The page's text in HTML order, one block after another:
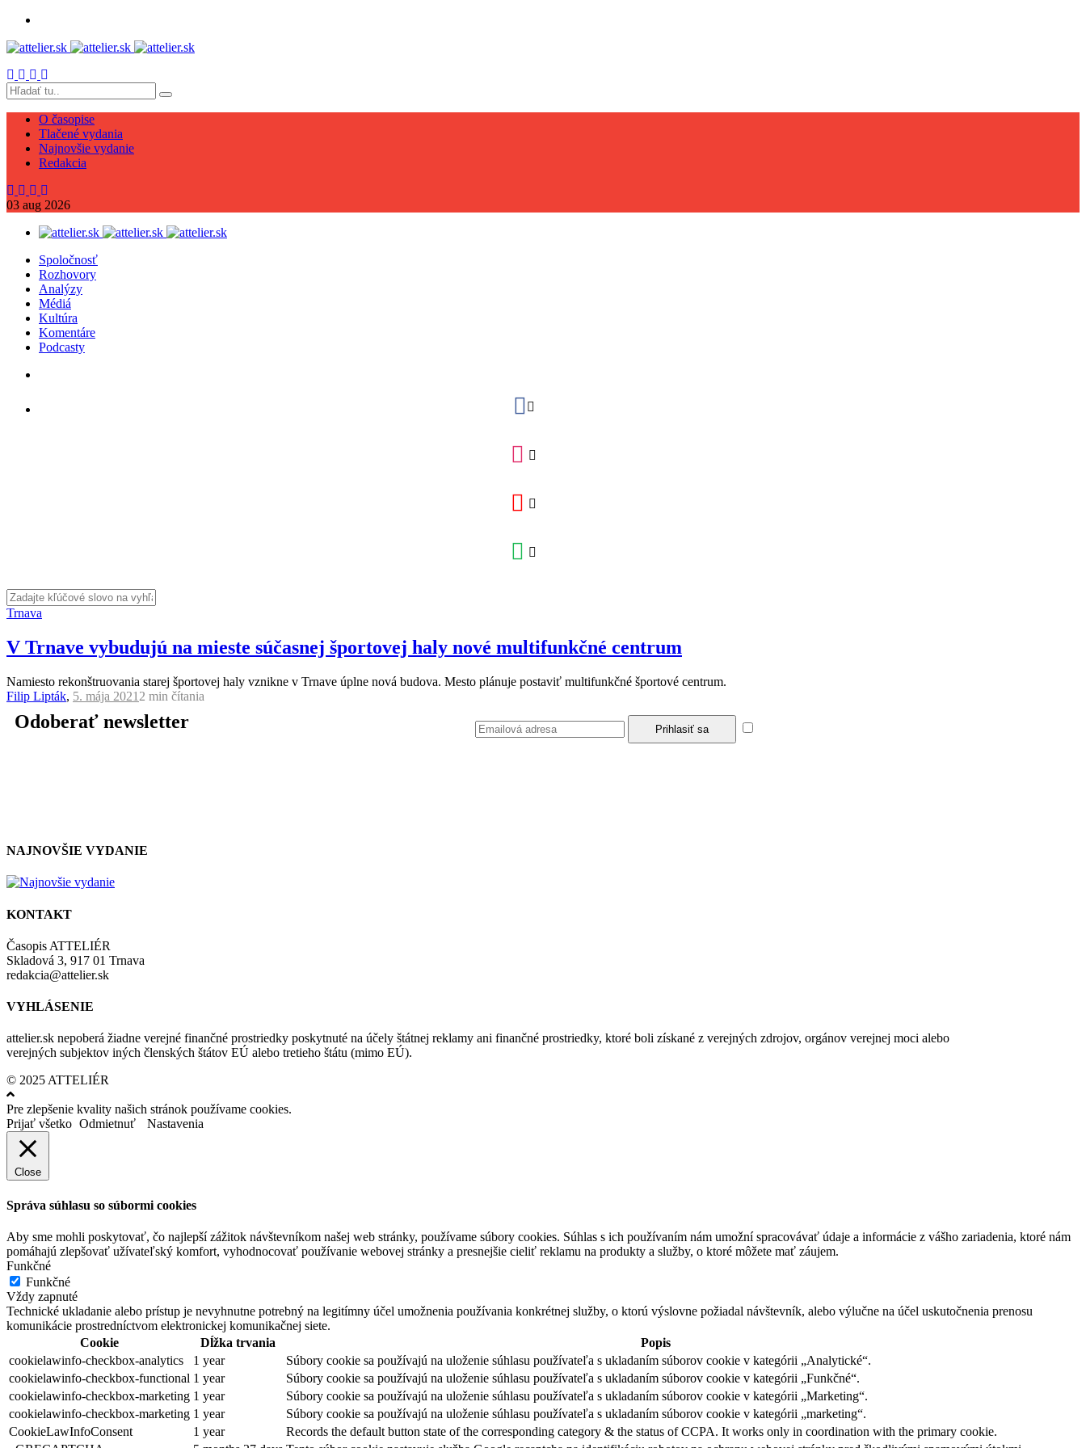
O časopise
Tlačené vydania
Najnovšie vydanie
Redakcia
03 aug 2026
Spoločnosť
Rozhovory
Analýzy
Médiá
Kultúra
Komentáre
Podcasty
Trnava
V Trnave vybudujú na mieste súčasnej športovej haly nové multifunkčné centrum
Namiesto rekonštruovania starej športovej haly vznikne v Trnave úplne nová budova. Mesto plánuje postaviť multifunkčné športové centrum.
Filip Lipták, 5. mája 2021 2 min čítania
Odoberať newsletter
NAJNOVŠIE VYDANIE
KONTAKT
Časopis ATTELIÉR
Skladová 3, 917 01 Trnava
redakcia@attelier.sk
VYHLÁSENIE
attelier.sk nepoberá žiadne verejné finančné prostriedky poskytnuté na účely štátnej reklamy ani finančné prostriedky, ktoré boli získané z verejných zdrojov, orgánov verejnej moci alebo
verejných subjektov iných členských štátov EÚ alebo tretieho štátu (mimo EÚ).
© 2025 ATTELIÉR
Pre zlepšenie kvality našich stránok používame cookies.
Prijať všetko Odmietnuť Nastavenia
Close
Správa súhlasu so súbormi cookies
Aby sme mohli poskytovať, čo najlepší zážitok návštevníkom našej web stránky, používame súbory cookies. Súhlas s ich používaním nám umožní spracovávať údaje a informácie z vášho zariadenia, ktoré nám
pomáhajú zlepšovať užívateľský komfort, vyhodnocovať používanie webovej stránky a presnejšie cieliť reklamu na produkty a služby, o ktoré môžete mať záujem.
Funkčné
Funkčné
Vždy zapnuté
Technické ukladanie alebo prístup je nevyhnutne potrebný na legitímny účel umožnenia používania konkrétnej služby, o ktorú výslovne požiadal návštevník, alebo výlučne na účel uskutočnenia prenosu
komunikácie prostredníctvom elektronickej komunikačnej siete.
Cookie
Dĺžka trvania
Popis
cookielawinfo-checkbox-analytics
1 year
Súbory cookie sa používajú na uloženie súhlasu používateľa s ukladaním súborov cookie v kategórii „Analytické“.
cookielawinfo-checkbox-functional 1 year
Súbory cookie sa používajú na uloženie súhlasu používateľa s ukladaním súborov cookie v kategórii „Funkčné“.
cookielawinfo-checkbox-marketing 1 year
Súbory cookie sa používajú na uloženie súhlasu používateľa s ukladaním súborov cookie v kategórii „Marketing“.
cookielawinfo-checkbox-marketing 1 year
Súbory cookie sa používajú na uloženie súhlasu používateľa s ukladaním súborov cookie v kategórii „marketing“.
CookieLawInfoConsent
1 year
Records the default button state of the corresponding category & the status of CCPA. It works only in coordination with the primary cookie.